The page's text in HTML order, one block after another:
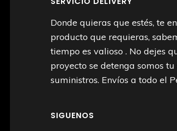
Donde quieras que estés, te
producto que requieras,
tiempo es valioso . No dejes
proyecto se detenga somos
suministros. Envíos a todo el
SIGUENOS